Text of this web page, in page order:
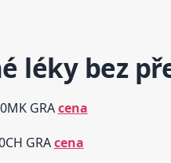
léky bez
GRAcena
GRAcena